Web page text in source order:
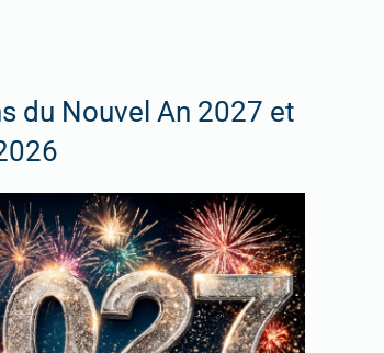
du Nouvel An 2027 et